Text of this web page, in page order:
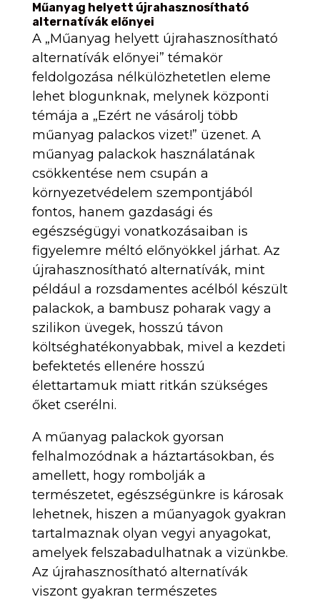
Műanyag helyett újrahasznosítható
alternatívák előnyei
A „Műanyag helyett újrahasznosítható
alternatívák előnyei” témakör
feldolgozása nélkülözhetetlen eleme
lehet blogunknak, melynek központi
témája a „Ezért ne vásárolj több
műanyag palackos vizet!” üzenet. A
műanyag palackok használatának
csökkentése nem csupán a
környezetvédelem szempontjából
fontos, hanem gazdasági és
egészségügyi vonatkozásaiban is
figyelemre méltó előnyökkel járhat. Az
újrahasznosítható alternatívák, mint
például a rozsdamentes acélból készült
palackok, a bambusz poharak vagy a
szilikon üvegek, hosszú távon
költséghatékonyabbak, mivel a kezdeti
befektetés ellenére hosszú
élettartamuk miatt ritkán szükséges
őket cserélni.
A műanyag palackok gyorsan
felhalmozódnak a háztartásokban, és
amellett, hogy rombolják a
természetet, egészségünkre is károsak
lehetnek, hiszen a műanyagok gyakran
tartalmaznak olyan vegyi anyagokat,
amelyek felszabadulhatnak a vizünkbe.
Az újrahasznosítható alternatívák
viszont gyakran természetes